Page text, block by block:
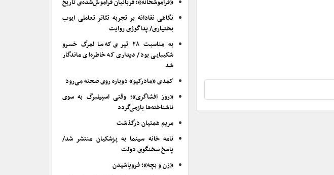
«فراموشخانه»؛ قربانیان فراموش‌شده‌ی تاریخ
نگاهی نقادانه بر تجربه تئاتر تعاملی ایوب
بختیاری/ پداگوژی روایت
به مناسبت ۲۸ تیری که سالمرگ خسرو
شکیبایی بود/ دیداری که خاطره‌ای ماندگار
شد
کمدی «مادرکیو» دوباره روی صحنه می‌رود
«روز افشاگری»؛ وقتی اسپیلبرگ به سوی
ناشناخته‌ها بازمی‌گردد
مریم همتیان درگذشت
نامه خانه سینما به پزشکیان منتشر شد/
پاسخ سخنگوی دولت
«زن و بچه»؛ فروپاشیدن